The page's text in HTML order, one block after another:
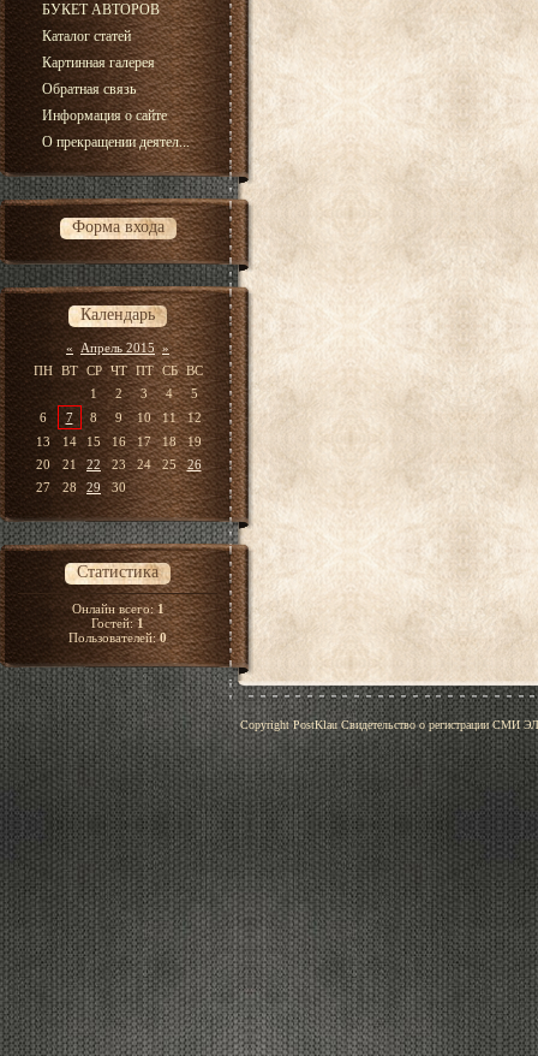
БУКЕТ АВТОРОВ
Каталог статей
Картинная галерея
Обратная связь
Информация о сайте
О прекращении деятел...
Форма входа
Календарь
« Апрель 2015 »
ПН ВТ СР ЧТ ПТ СБ ВС
1
2 3 4
5
6
7 8 9 10 11
12
13
14 15 16 17 18
19
20
21 22 23 24 25
26
27
28 29 30
Статистика
Онлайн всего:1
Гостей:1
Пользователей:0
Copyright PostKlau Свидетельство о регистрации СМИ